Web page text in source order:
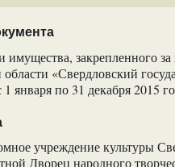
имущества, закрепленного
«Свердловский
1 января по 31 декабря 2015
учреждение культуры
Дворец народного